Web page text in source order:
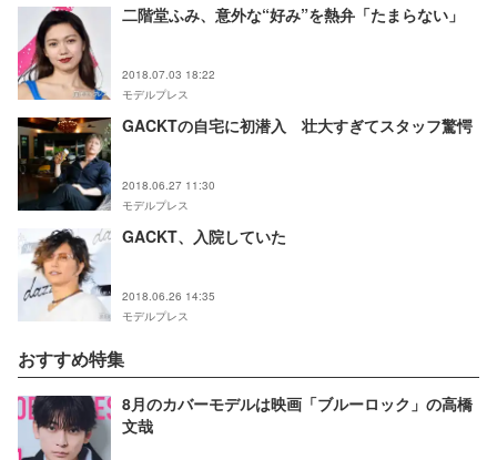
二階堂ふみ、意外な“好み”を熱弁「たまらない」
2018.07.03 18:22
モデルプレス
GACKTの自宅に初潜入 壮大すぎてスタッフ驚愕
2018.06.27 11:30
モデルプレス
GACKT、入院していた
2018.06.26 14:35
モデルプレス
おすすめ特集
8月のカバーモデルは映画「ブルーロック」の高橋
文哉